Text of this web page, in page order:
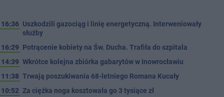
16:36 Uszkodzili gazociąg i linię energetyczną. Interweniowały
służby
16:29 Potrącenie kobiety na Św. Ducha. Trafiła do szpitala
14:39 Wkrótce kolejna zbiórka gabarytów w Inowrocławiu
11:38 Trwają poszukiwania 68-letniego Romana Kucały
10:52 Za ciężka noga kosztowała go 3 tysiące zł